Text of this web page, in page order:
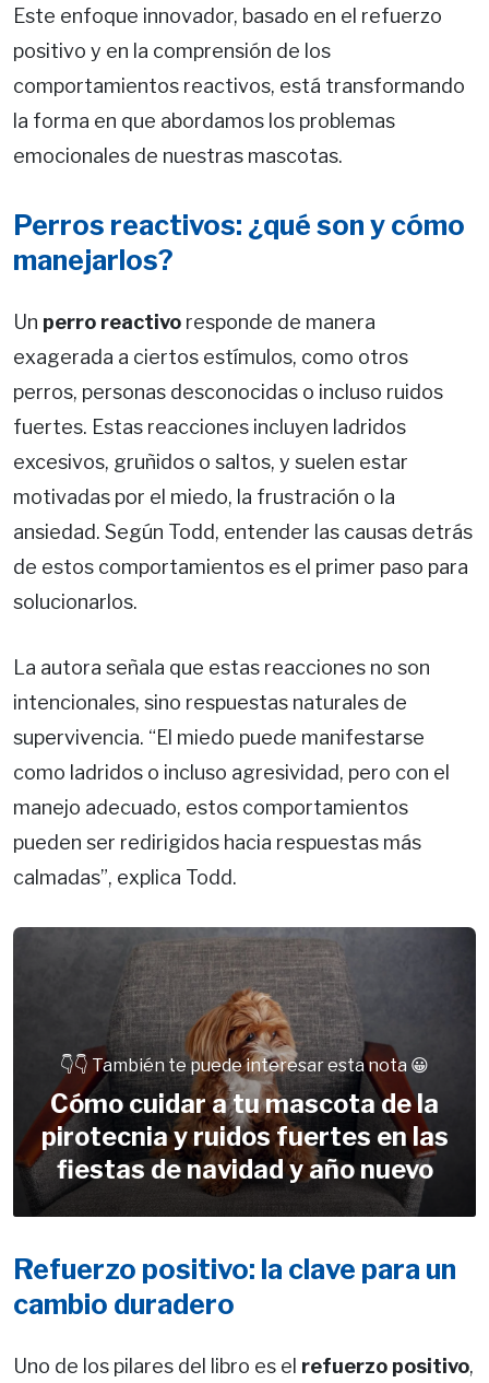
Este enfoque innovador, basado en el refuerzo
positivo y en la comprensión de los
comportamientos reactivos, está transformando
la forma en que abordamos los problemas
emocionales de nuestras mascotas.
Perros reactivos: ¿qué son y cómo
manejarlos?
Un perro reactivo responde de manera
exagerada a ciertos estímulos, como otros
perros, personas desconocidas o incluso ruidos
fuertes. Estas reacciones incluyen ladridos
excesivos, gruñidos o saltos, y suelen estar
motivadas por el miedo, la frustración o la
ansiedad. Según Todd, entender las causas detrás
de estos comportamientos es el primer paso para
solucionarlos.
La autora señala que estas reacciones no son
intencionales, sino respuestas naturales de
supervivencia. “El miedo puede manifestarse
como ladridos o incluso agresividad, pero con el
manejo adecuado, estos comportamientos
pueden ser redirigidos hacia respuestas más
calmadas”, explica Todd.
👇👇 También te puede interesar esta nota 😀
Cómo cuidar a tu mascota de la
pirotecnia y ruidos fuertes en las
fiestas de navidad y año nuevo
Refuerzo positivo: la clave para un
cambio duradero
Uno de los pilares del libro es el refuerzo positivo,